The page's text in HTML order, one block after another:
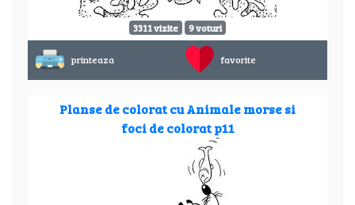
3311 vizite 9 voturi
printeaza favorite
Planse de colorat cu Animale morse si
foci de colorat p11